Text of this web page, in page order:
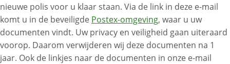
nieuwe polis voor u klaar staan. Via de link in deze e-mail
komt u in de beveiligde Postex-omgeving, waar u uw
documenten vindt. Uw privacy en veiligheid gaan uiteraard
voorop. Daarom verwijderen wij deze documenten na 1
jaar. Ook de linkjes naar de documenten in onze e-mail